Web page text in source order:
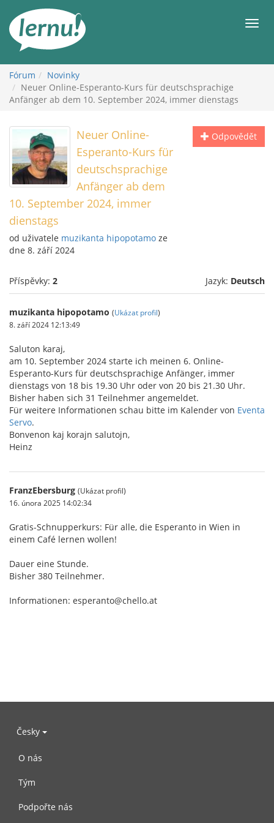
obsahu
Fórum
Novinky
Neuer Online-Esperanto-Kurs für deutschsprachige
Anfänger ab dem 10. September 2024, immer dienstags
Odpovědět
Neuer Online-
Esperanto-Kurs für
deutschsprachige
Anfänger ab dem
10. September 2024, immer
dienstags
od uživatele muzikanta hipopotamo ze
dne 8. září 2024
Příspěvky: 2 Jazyk: Deutsch
muzikanta hipopotamo (Ukázat profil)
8. září 2024 12:13:49
Saluton karaj,
am 10. September 2024 starte ich meinen 6. Online-
Esperanto-Kurs für deutschsprachige Anfänger, immer
dienstags von 18 bis 19.30 Uhr oder von 20 bis 21.30 Uhr.
Bisher haben sich 31 Teilnehmer angemeldet.
Für weitere Informationen schau bitte im Kalender von Eventa
Servo.
Bonvenon kaj korajn salutojn,
Heinz
FranzEbersburg (Ukázat profil)
16. února 2025 14:02:34
Gratis-Schnupperkurs: Für alle, die Esperanto in Wien in
einem Café lernen wollen!
Dauer eine Stunde.
Bisher 380 Teilnehmer.
Informationen: esperanto@chello.at
Česky
O nás
Tým
Podpořte nás